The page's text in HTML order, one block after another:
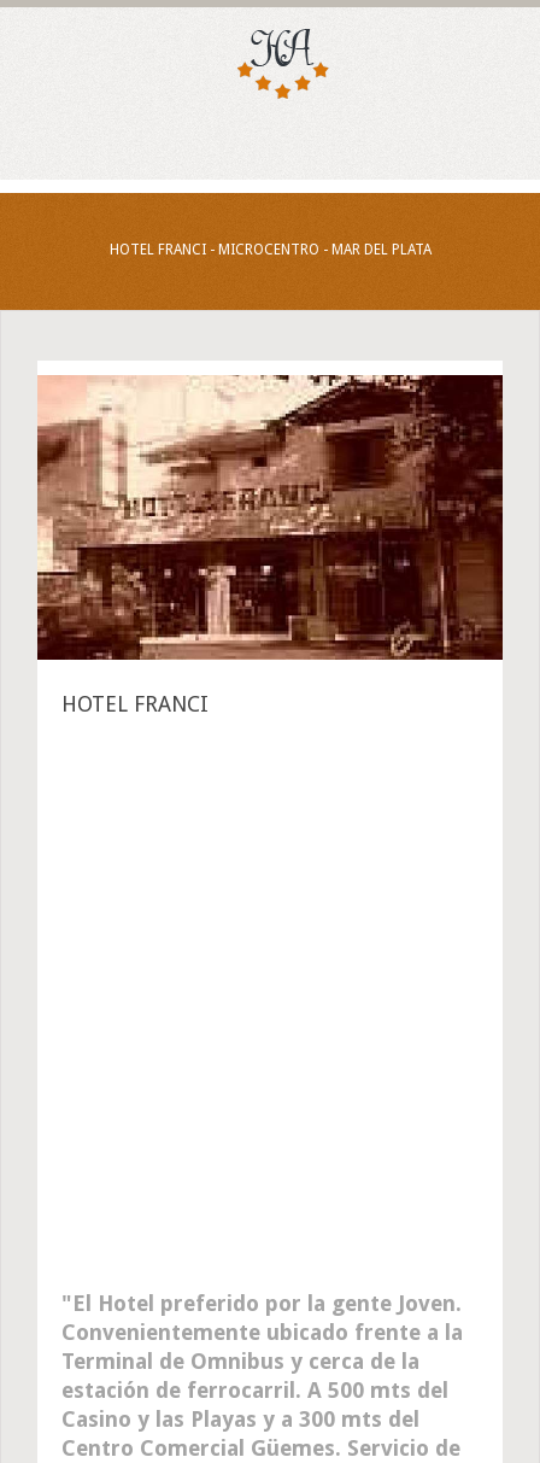
HOTEL FRANCI - MICROCENTRO - MAR DEL PLATA
HOTEL FRANCI
El Hotel preferido por la gente Joven.
Convenientemente ubicado frente a la
Terminal de Omnibus y cerca de la
estación de ferrocarril. A 500 mts del
Casino y las Playas y a 300 mts del
Centro Comercial Güemes. Servicio de